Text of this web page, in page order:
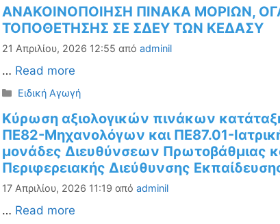
ΑΝΑΚΟΙΝΟΠΟΙΗΣΗ ΠΙΝΑΚΑ ΜΟΡΙΩΝ,
ΤΟΠΟΘΕΤΗΣΗΣ ΣΕ ΣΔΕΥ ΤΩΝ ΚΕΔΑΣΥ
21 Απριλίου, 2026 12:55 από adminil
… Read more
Κατηγορίες
Ειδική Αγωγή
Κύρωση αξιολογικών πινάκων
ΠΕ82-Μηχανολόγων και ΠΕ87.01-
μονάδες Διευθύνσεων Πρωτοβάθμιας
Περιφερειακής Διεύθυνσης
17 Απριλίου, 2026 11:19 από adminil
… Read more